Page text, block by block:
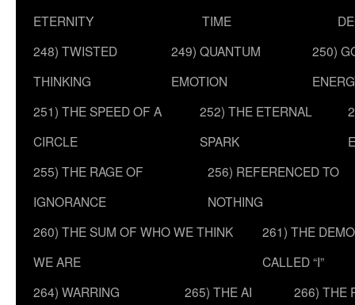
ETERNITY
TIME
248) TWISTED
THINKING
249) QUANTUM
EMOTION
250)
251) THE SPEED OF A
CIRCLE
252) THE ETERNAL
SPARK
255) THE RAGE OF
IGNORANCE
256) REFERENCED TO
NOTHING
260) THE SUM OF WHO WE THINK
WE ARE
261) THE
CALLED “I”
264) WARRING
265) THE AI
266) THE